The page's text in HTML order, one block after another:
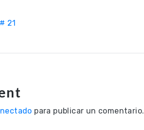
21
para publicar un comentario.